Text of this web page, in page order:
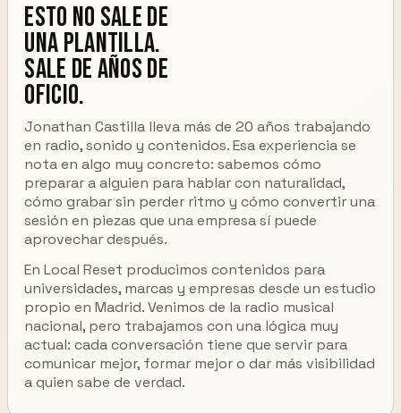
Esto no sale de
una plantilla.
Sale de años de
oficio.
Jonathan Castilla lleva más de 20 años trabajando
en radio, sonido y contenidos. Esa experiencia se
nota en algo muy concreto: sabemos cómo
preparar a alguien para hablar con naturalidad,
cómo grabar sin perder ritmo y cómo convertir una
sesión en piezas que una empresa sí puede
aprovechar después.
En Local Reset producimos contenidos para
universidades, marcas y empresas desde un estudio
propio en Madrid. Venimos de la radio musical
nacional, pero trabajamos con una lógica muy
actual: cada conversación tiene que servir para
comunicar mejor, formar mejor o dar más visibilidad
a quien sabe de verdad.